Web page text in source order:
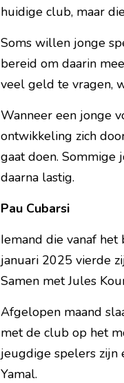
huidige club, maar
Soms willen jonge
bereid om daarin
veel geld te vragen,
Wanneer een jonge
ontwikkeling zich
gaat doen. Sommige
daarna lastig.
Pau Cubarsi
Iemand die vanaf
januari 2025 vierde
Samen met Jules
Afgelopen maand
met de club op het
jeugdige spelers zijn
Yamal.